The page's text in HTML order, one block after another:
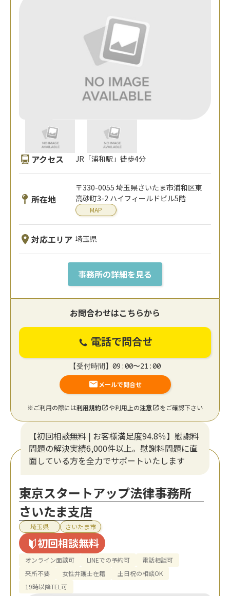
アクセス JR「浦和駅」徒歩4分
所在地
〒330-0055 埼玉県さいたま市浦和区東
高砂町3-2 ハイフィールドビル5階
MAP
対応エリア 埼玉県
事務所の詳細を見る
お問合わせはこちらから
電話で問合せ
【受付時間】09:00〜21:00
メールで問合せ
※ご利用の際には利用規約 や利用上の注意 をご確認下さい
【初回相談無料 | お客様満足度94.8％】慰謝料
問題の解決実績6,000件以上。慰謝料問題に直
面している方を全力でサポートいたします
東京スタートアップ法律事務所
さいたま支店
埼玉県 さいたま市
初回相談無料
オンライン面談可 LINEでの予約可
電話相談可
来所不要
女性弁護士在籍
土日祝の相談OK
19時以降TEL可